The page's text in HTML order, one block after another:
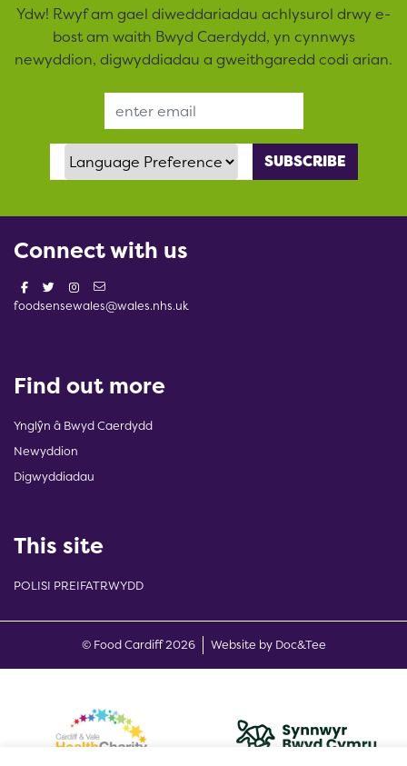
Ydw! Rwyf am gael diweddariadau achlysurol drwy e-
bost am waith Bwyd Caerdydd, yn cynnwys
newyddion, digwyddiadau a gweithgaredd codi arian.
Language Preference
Connect with us
foodsensewales@wales.nhs.uk
Find out more
Ynglŷn â Bwyd Caerdydd
Newyddion
Digwyddiadau
This site
POLISI PREIFATRWYDD
© Food Cardiff 2026 Website by Doc&Tee(opens new